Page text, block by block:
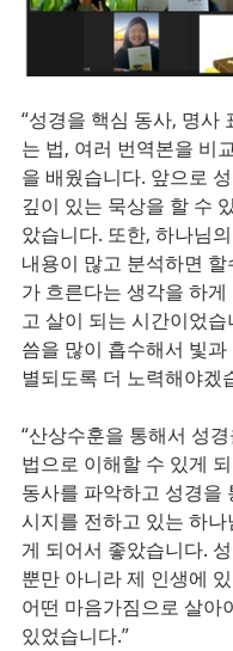
“성경을 핵심 동사, 명사
는 법, 여러 번역본을 비
을 배웠습니다. 앞으로
깊이 있는 묵상을 할 수
았습니다. 또한, 하나님
내용이 많고 분석하면
가 흐른다는 생각을 하게
고 살이 되는 시간이었
씀을 많이 흡수해서 빛
별되도록 더 노력해야겠
“산상수훈을 통해서 성
법으로 이해할 수 있게
동사를 파악하고 성경을
시지를 전하고 있는 하
게 되어서 좋았습니다.
뿐만 아니라 제 인생에
어떤 마음가짐으로 살아
있었습니다.”